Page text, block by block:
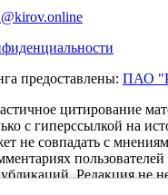
предоставлены: ПАО
цитирование
с гиперссылкой на
не совпадать с
Редакция не
читателей.